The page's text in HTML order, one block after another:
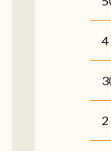
4
2